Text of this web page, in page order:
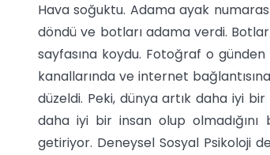
Hava soğuktu. Adama ayak
döndü ve botları adama verdi.
sayfasına koydu. Fotoğraf o
kanallarında ve internet
düzeldi. Peki, dünya artık daha iyi
daha iyi bir insan olup
getiriyor. Deneysel Sosyal Psikoloji